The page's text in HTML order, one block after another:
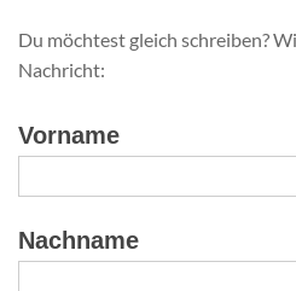
Du möchtest gleich schreiben?
Nachricht:
Vorname
Nachname